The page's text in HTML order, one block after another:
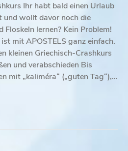
Ihr habt bald einen Urlaub
und wollt davor noch die
lernen? Kein Problem!
mit APOSTELS ganz einfach.
kleinen Griechisch-Crashkurs
und verabschieden Bis
mit „kaliméra“ („guten Tag“),…